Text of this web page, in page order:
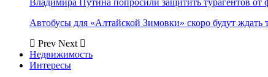
Владимира Путина попросили защитить турагентов от
Автобусы для «Алтайской Зимовки» скоро будут ждать
Prev Next
Недвижимость
Интересы